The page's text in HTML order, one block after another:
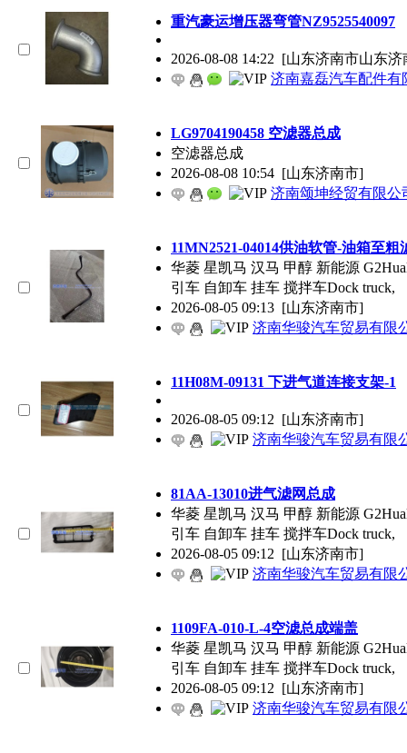
重汽豪运增压器弯管NZ9525540097
2026-08-08 14:22 [山东济南市山东
济南嘉磊汽车配件有
LG9704190458 空滤器总成
空滤器总成
2026-08-08 10:54 [山东济南市]
济南颂坤经贸有限公
11MN2521-04014供油软管-油箱至粗
华菱 星凯马 汉马 甲醇 新能源
引车 自卸车 挂车 搅拌车Dock truck,
2026-08-05 09:13 [山东济南市]
济南华骏汽车贸易有限
11H08M-09131 下进气道连接支架-1
2026-08-05 09:12 [山东济南市]
济南华骏汽车贸易有限
81AA-13010进气滤网总成
华菱 星凯马 汉马 甲醇 新能源
引车 自卸车 挂车 搅拌车Dock truck,
2026-08-05 09:12 [山东济南市]
济南华骏汽车贸易有限
1109FA-010-L-4空滤总成端盖
华菱 星凯马 汉马 甲醇 新能源
引车 自卸车 挂车 搅拌车Dock truck,
2026-08-05 09:12 [山东济南市]
济南华骏汽车贸易有限